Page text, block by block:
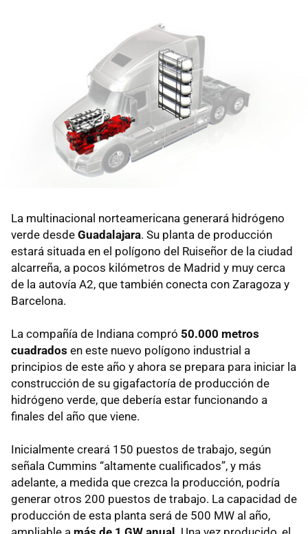
La multinacional norteamericana generará hidrógeno
verde desde Guadalajara. Su planta de producción
estará situada en el polígono del Ruiseñor de la ciudad
alcarreña, a pocos kilómetros de Madrid y muy cerca
de la autovía A2, que también conecta con Zaragoza y
Barcelona.
La compañía de Indiana compró 50.000 metros
cuadrados en este nuevo polígono industrial a
principios de este año y ahora se prepara para iniciar la
construcción de su gigafactoría de producción de
hidrógeno verde, que debería estar funcionando a
finales del año que viene.
Inicialmente creará 150 puestos de trabajo, según
señala Cummins “altamente cualificados”, y más
adelante, a medida que crezca la producción, podría
generar otros 200 puestos de trabajo. La capacidad de
producción de esta planta será de 500 MW al año,